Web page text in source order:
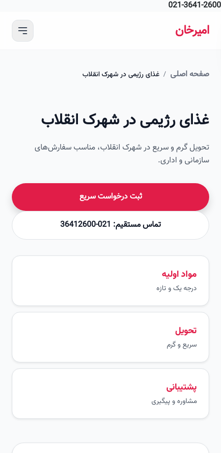
021-
اصلی / غذای رژیمی در شهرک انقلاب
رژیمی در شهرک انقلاب
گرم و سریع در شهرک انقلاب، مناسب سفارش‌های
و اداری.
ثبت درخواست سریع
تماس مستقیم: 021-36412600
مواد اولیه
درجه یک و تازه
سریع و گرم
پشتیبانی
مشاوره و پیگیری